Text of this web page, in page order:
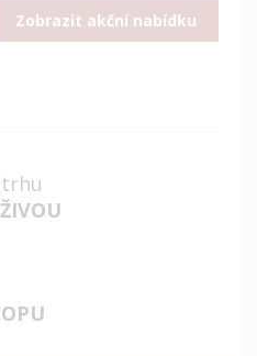
Zobrazit akční nabídku